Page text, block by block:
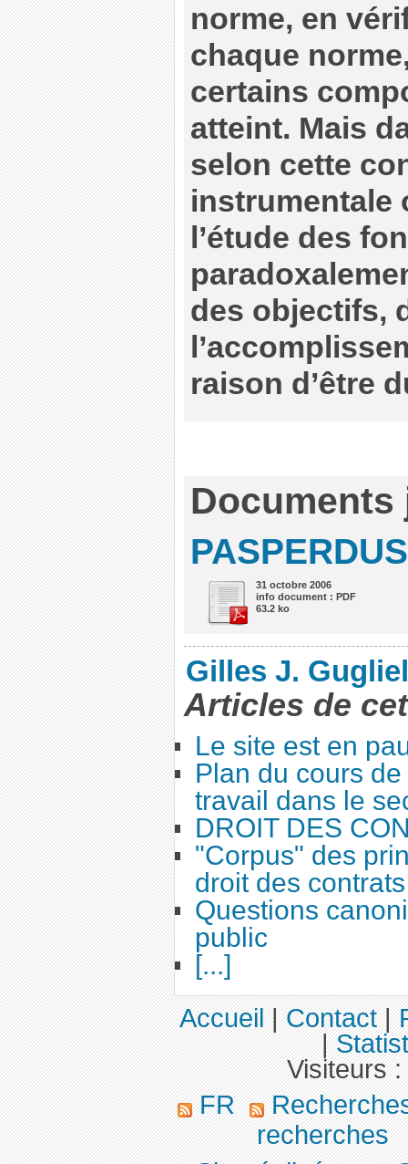
norme, en
chaque
certains
atteint. Mais
selon cette
instrumentale
l’étude des
des objectifs,
raison d’être
Documents
PASPERDUS
31 octobre 2006
info document : PDF
63.2 ko
Gilles J.
Articles de
Le site est en
Plan du cours
travail dans le
DROIT DES
"Corpus" des
droit des
Questions
public
[...]
Accueil|Contact|
|
Visiteurs :
FR
recherches